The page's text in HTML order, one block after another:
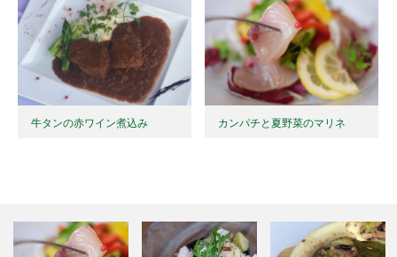
牛タンの赤ワイン煮込み カンパチと夏野菜のマリネ